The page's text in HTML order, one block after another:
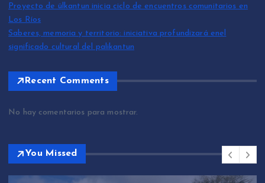
Proyecto de ülkantun inicia ciclo de encuentros comunitarios en
Los Ríos
Saberes, memoria y territorio: iniciativa profundizará enel
significado cultural del palikantun
Recent Comments
No hay comentarios para mostrar.
You Missed